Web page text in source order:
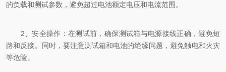
的负载和测试参数，避免超过电池额定电压和电流范围。
2、安全操作：在测试前，确保测试箱与电源接线正确，避免短
路和反接。同时，要注意测试箱和电池的绝缘问题，避免触电和火灾
等危险。